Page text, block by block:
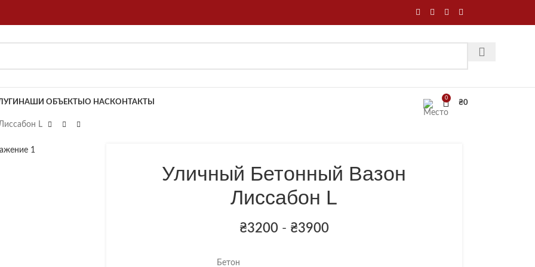
НАШИ ОБЪЕКТЫ О НАСКОНТАКТЫ
0
₴0
L
Уличный Бетонный Вазон
Лиссабон L
₴3200 - ₴3900
Бетон